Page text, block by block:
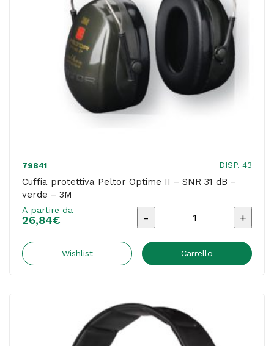
-
3M
quantità
79841 DISP. 43
Cuffia protettiva Peltor Optime II – SNR 31 dB –
verde – 3M
A partire da
26,84€
Cuffia
Peltor
-
Wishlist Carrello